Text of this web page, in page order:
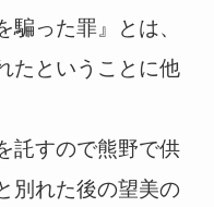
った罪』とは、
たということに他
託すので熊野で供
別れた後の望美の